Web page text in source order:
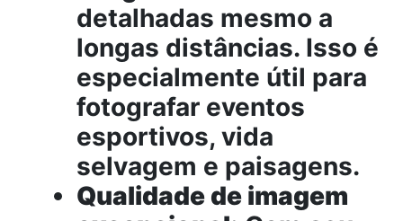
detalhadas mesmo a
longas distâncias. Isso é
especialmente útil para
fotografar eventos
esportivos, vida
selvagem e paisagens.
Qualidade de imagem